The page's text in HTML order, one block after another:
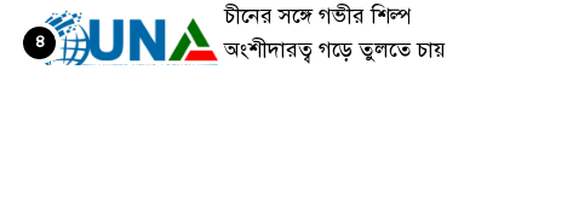
চীনের সঙ্গে গভীর শিল্প
অংশীদারত্ব গড়ে তুলতে চায়
৪